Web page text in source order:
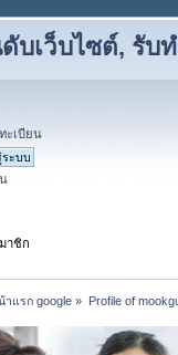
บเว็บไซต์, รับ
ะเบียน
าชิก
แรก google » Profile of